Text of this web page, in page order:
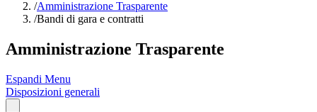
/Amministrazione Trasparente
/Bandi di gara e contratti
Amministrazione Trasparente
Espandi Menu
Disposizioni generali